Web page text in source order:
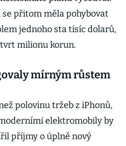
se přitom měla pohybovat
jednoho sta tisíc dolarů,
milionu korun.
mírným růstem
polovinu tržeb z iPhonů,
elektromobily by
příjmy o úplně nový